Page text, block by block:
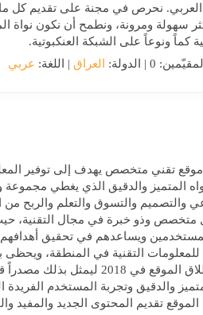
نحرص في مجنة على تقديم كل
سهولة ومرونة، ونطمح أن نكون نواة
كماً ونوعاً على الشبكة العنكبوتية.
العراق | اللغة: عربي
موقع تقني متخصص يهدف إلى توفير
المتميز والدقيق الذي يغطي
والتصميم والتسوق والتعلم والربح من
متخصص وذو خبرة في مجال التقنية،
ويساعدهم في تحقيق
للمعلومات التقنية في المنطقة،
مختلف الدول العربية. تم إطلاق
والدقيق وتجربة المستخدم
تقديم المحتوى الجديد والمفيد